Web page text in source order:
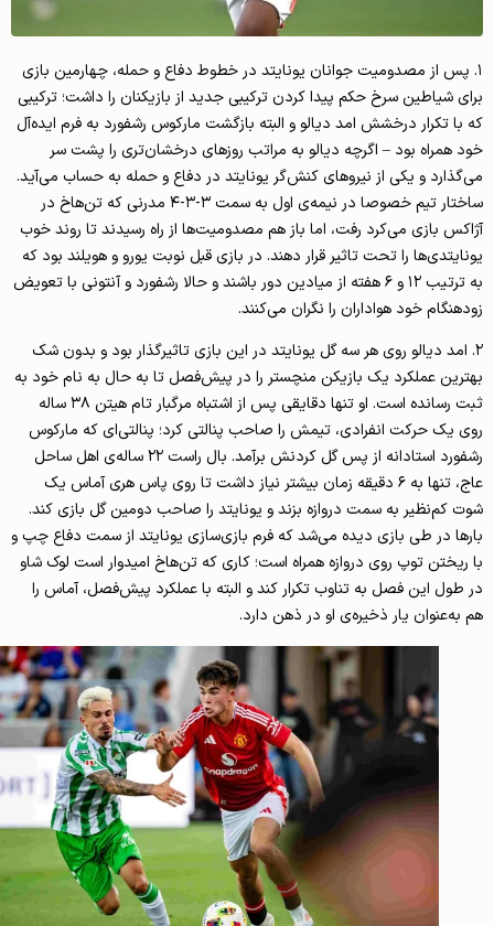
از مصدومیت جوانان یونایتد در خطوط دفاع و حمله، چهارمین بازی
شیاطین سرخ حکم پیدا کردن ترکیبی جدید از بازیکنان را داشت؛ ترکیبی
تکرار درخشش امد دیالو و البته بازگشت مارکوس رشفورد به فرم ایده‌آل
همراه بود – اگرچه دیالو به مراتب روزهای درخشان‌تری را پشت ‌سر
و یکی از نیروهای کنش‌گر یونایتد در دفاع و حمله به حساب می‌آید.
ساختار تیم خصوصا در نیمه‌ی اول به سمت ۳-۳-۴ مدرنی که تن‌هاخ در
بازی می‌کرد رفت، اما باز هم مصدومیت‌ها از راه رسیدند تا روند خوب
را تحت تاثیر قرار دهند. در بازی قبل نوبت یورو و هویلند بود که
به ترتیب ۱۲ و ۶ هفته از میادین دور باشند و حالا رشفورد و آنتونی با تعویض
خود هواداران را نگران می‌کنند.
دیالو روی هر سه گل یونایتد در این بازی تاثیرگذار بود و بدون شک
عملکرد یک بازیکن منچستر را در پیش‌فصل تا به حال به نام خود به
ثبت رسانده است. او تنها دقایقی پس از اشتباه مرگبار تام هیتن ۳۸ ساله
یک حرکت انفرادی، تیمش را صاحب پنالتی کرد؛ پنالتی‌ای که مارکوس
رشفورد استادانه از پس گل کردنش برآمد. بال راست ۲۲ ساله‌ی اهل ساحل
عاج، تنها به ۶ دقیقه زمان بیشتر نیاز داشت تا روی پاس هری آماس یک
کم‌نظیر به سمت دروازه بزند و یونایتد را صاحب دومین گل بازی کند.
در طی بازی دیده می‌شد که فرم بازی‌سازی یونایتد از سمت دفاع چپ و
توپ روی دروازه همراه است؛ کاری که تن‌هاخ امیدوار است لوک شاو
این فصل به تناوب تکرار کند و البته با عملکرد پیش‌فصل، آماس را
یار ذخیره‌ی او در ذهن دارد.